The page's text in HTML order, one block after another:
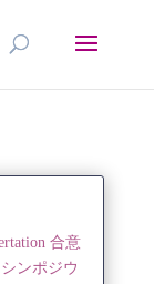
合意
ンポジウ